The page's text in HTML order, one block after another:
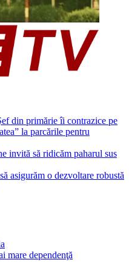
din primărie îi contrazice pe
la parcările pentru
invită să ridicăm paharul sus
asigurăm o dezvoltare robustă
mare dependenţă